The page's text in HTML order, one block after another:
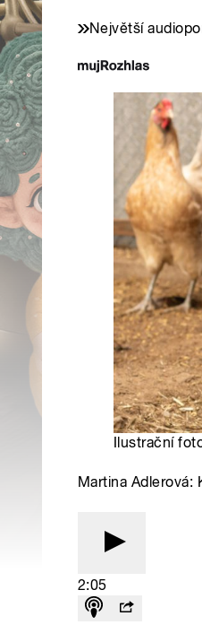
Největší
Ilustrační
Martina Adlerová:
2:05